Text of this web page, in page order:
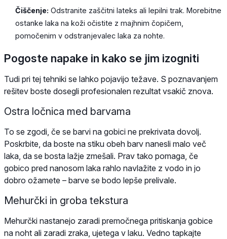
Čiščenje: Odstranite zaščitni lateks ali lepilni trak. Morebitne
ostanke laka na koži očistite z majhnim čopičem,
pomočenim v odstranjevalec laka za nohte.
Pogoste napake in kako se jim izogniti
Tudi pri tej tehniki se lahko pojavijo težave. S poznavanjem
rešitev boste dosegli profesionalen rezultat vsakič znova.
Ostra ločnica med barvama
To se zgodi, če se barvi na gobici ne prekrivata dovolj.
Poskrbite, da boste na stiku obeh barv nanesli malo več
laka, da se bosta lažje zmešali. Prav tako pomaga, če
gobico pred nanosom laka rahlo navlažite z vodo in jo
dobro ožamete – barve se bodo lepše prelivale.
Mehurčki in groba tekstura
Mehurčki nastanejo zaradi premočnega pritiskanja gobice
na noht ali zaradi zraka, ujetega v laku. Vedno tapkajte